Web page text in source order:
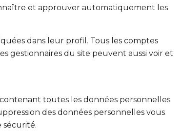
et approuver automatiquement les
dans leur profil. Tous les comptes
gestionnaires du site peuvent aussi voir et
toutes les données personnelles
des données personnelles vous
sécurité.